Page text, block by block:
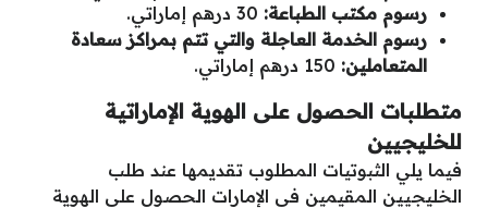
رسوم مكتب الطباعة:
رسوم الخدمة العاجلة والتي تتم بمراكز سعادة
المتعاملين:
متطلبات الحصول على الهوية الإماراتية
للخليجيين
فيما يلي الثبوتيات المطلوب تقديمها عند طلب
الخليجيين المقيمين في الإمارات الحصول على الهوية